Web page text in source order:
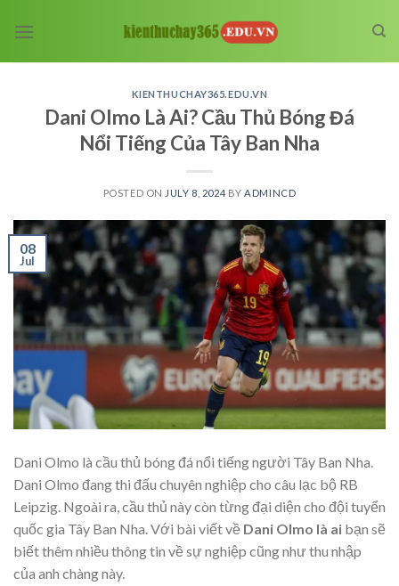
KIENTHUCHAY365.EDU.VN
Dani Olmo Là Ai? Cầu Thủ Bóng Đá
Nổi Tiếng Của Tây Ban Nha
POSTED ON JULY 8, 2024 BY ADMINCD
08
Jul
Dani Olmo là cầu thủ bóng đá nổi tiếng người Tây Ban Nha.
Dani Olmo đang thi đấu chuyên nghiệp cho câu lạc bộ RB
Leipzig. Ngoài ra, cầu thủ này còn từng đại diện cho đội tuyển
quốc gia Tây Ban Nha. Với bài viết về Dani Olmo là ai bạn sẽ
biết thêm nhiều thông tin về sự nghiệp cũng như thu nhập
của anh chàng này.